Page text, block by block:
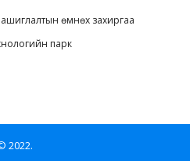
ашиглалтын өмнөх захиргаа
парк
2022.